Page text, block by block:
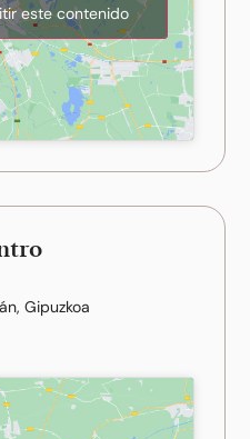
este contenido
Gipuzkoa